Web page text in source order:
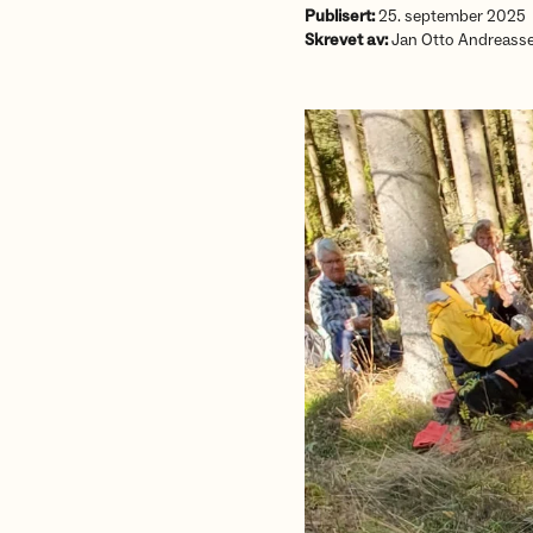
Publisert:25. september 2025
Skrevet av:Jan Otto